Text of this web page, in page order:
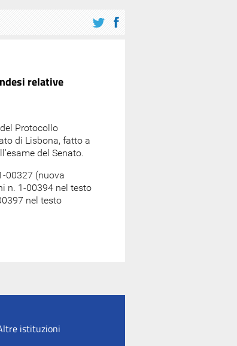
relative
Protocollo
di Lisbona, fatto a
del Senato.
00327 (nuova
n. 1-00394 nel testo
nel testo
istituzioni